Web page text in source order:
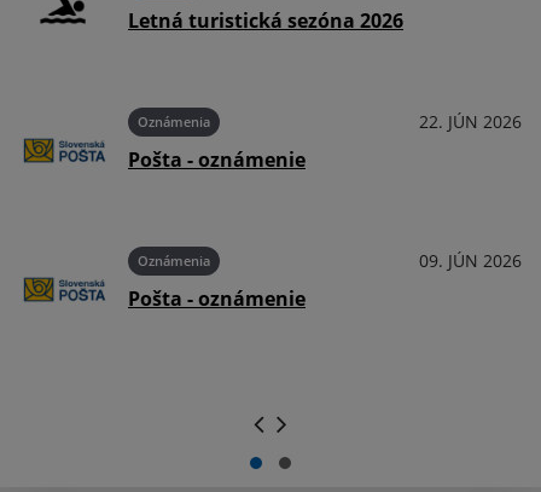
Letná turistická sezóna 2026
Oznámenia 22. JÚN 2026
Pošta - oznámenie
Oznámenia 09. JÚN 2026
Pošta - oznámenie